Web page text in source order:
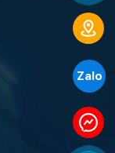
Zalo